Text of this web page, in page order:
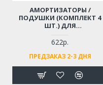
АМОРТИЗАТОРЫ /
ПОДУШКИ (КОМПЛЕКТ 4
ШТ.) ДЛЯ
HUTER, CARVER, CHAMPION,
FUBAG, МОТОПОМПЫ
622р.
ПРЕДЗАКАЗ 2-3 ДНЯ